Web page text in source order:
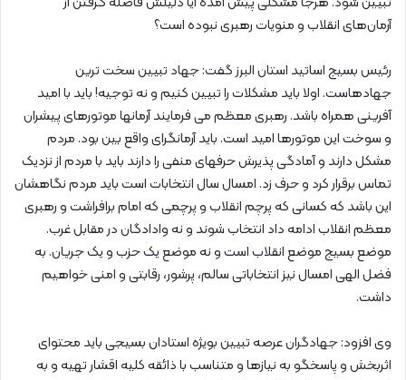
آرمان‌های انقلاب و منویات رهبری نبوده است؟
رئیس بسیج اساتید استان البرز گفت: جهاد تبیین سخت ترین
جهادهاست. اولا باید مشکلات را تبیین کنیم و نه توجیه! باید با امید
آفرینی همراه باشد. رهبری معظم می فرمایند آرمانها موتورهای پیشران
و سوخت این موتورها امید است. باید آرمانگرای واقع بین بود. مردم
مشکل دارند و آمادگی پذیرش حرفهای منفی را دارند باید با مردم از نزدیک
تماس برقرار کرد و حرف زد. امسال سال انتخابات است باید مردم نگاهشان
این باشد که کسانی که پرچم انقلاب و پرچمی که امام برافراشت و رهبری
معظم انقلاب ادامه داد انتخاب شوند و نه وادادگان در مقابل غرب.
موضع بسیج موضع انقلاب است و نه موضع یک حزب و یک جریان. به
فضل الهی امسال نیز انتخاباتی سالم، پرشور، رقابتی و امنی خواهیم
داشت.
وی افزود: جهادگران عرصه تبیین بویژه استادان بسیجی باید محتوای
اثربخش و پاسخگو به نیازها و متناسب با ذائقه کلیه اقشار تهیه و به